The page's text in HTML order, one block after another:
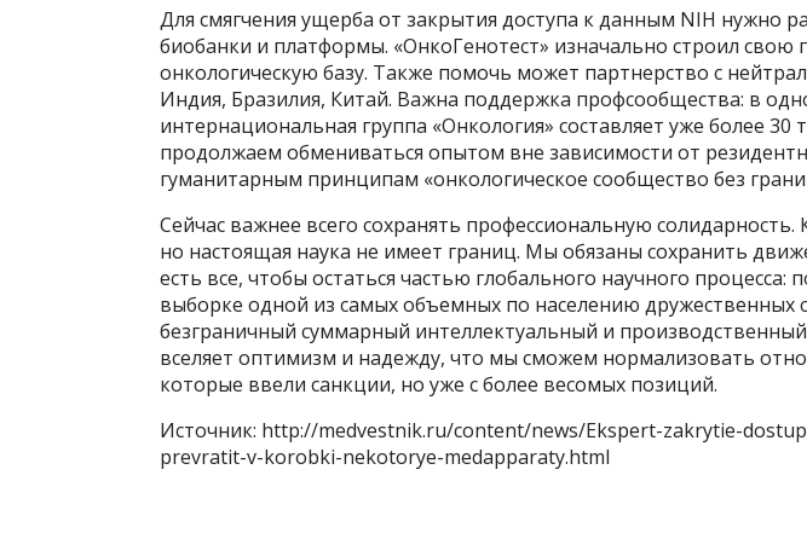
Для смягчения ущерба от закрытия доступа к данным NIH нужно
биобанки и платформы. «ОнкоГенотест» изначально строил свою
онкологическую базу. Также помочь может партнерство с
Индия, Бразилия, Китай. Важна поддержка профсообщества: в
интернациональная группа «Онкология» составляет уже более 30
продолжаем обмениваться опытом вне зависимости от
гуманитарным принципам «онкологическое сообщество без
Сейчас важнее всего сохранять профессиональную солидарность.
но настоящая наука не имеет границ. Мы обязаны сохранить
есть все, чтобы остаться частью глобального научного процесса:
выборке одной из самых объемных по населению дружественных
безграничный суммарный интеллектуальный и
вселяет оптимизм и надежду, что мы сможем нормализовать
которые ввели санкции, но уже с более весомых позиций.
Источник: http://medvestnik.ru/content/news/Ekspert-zakrytie-
prevratit-v-korobki-nekotorye-medapparaty.html